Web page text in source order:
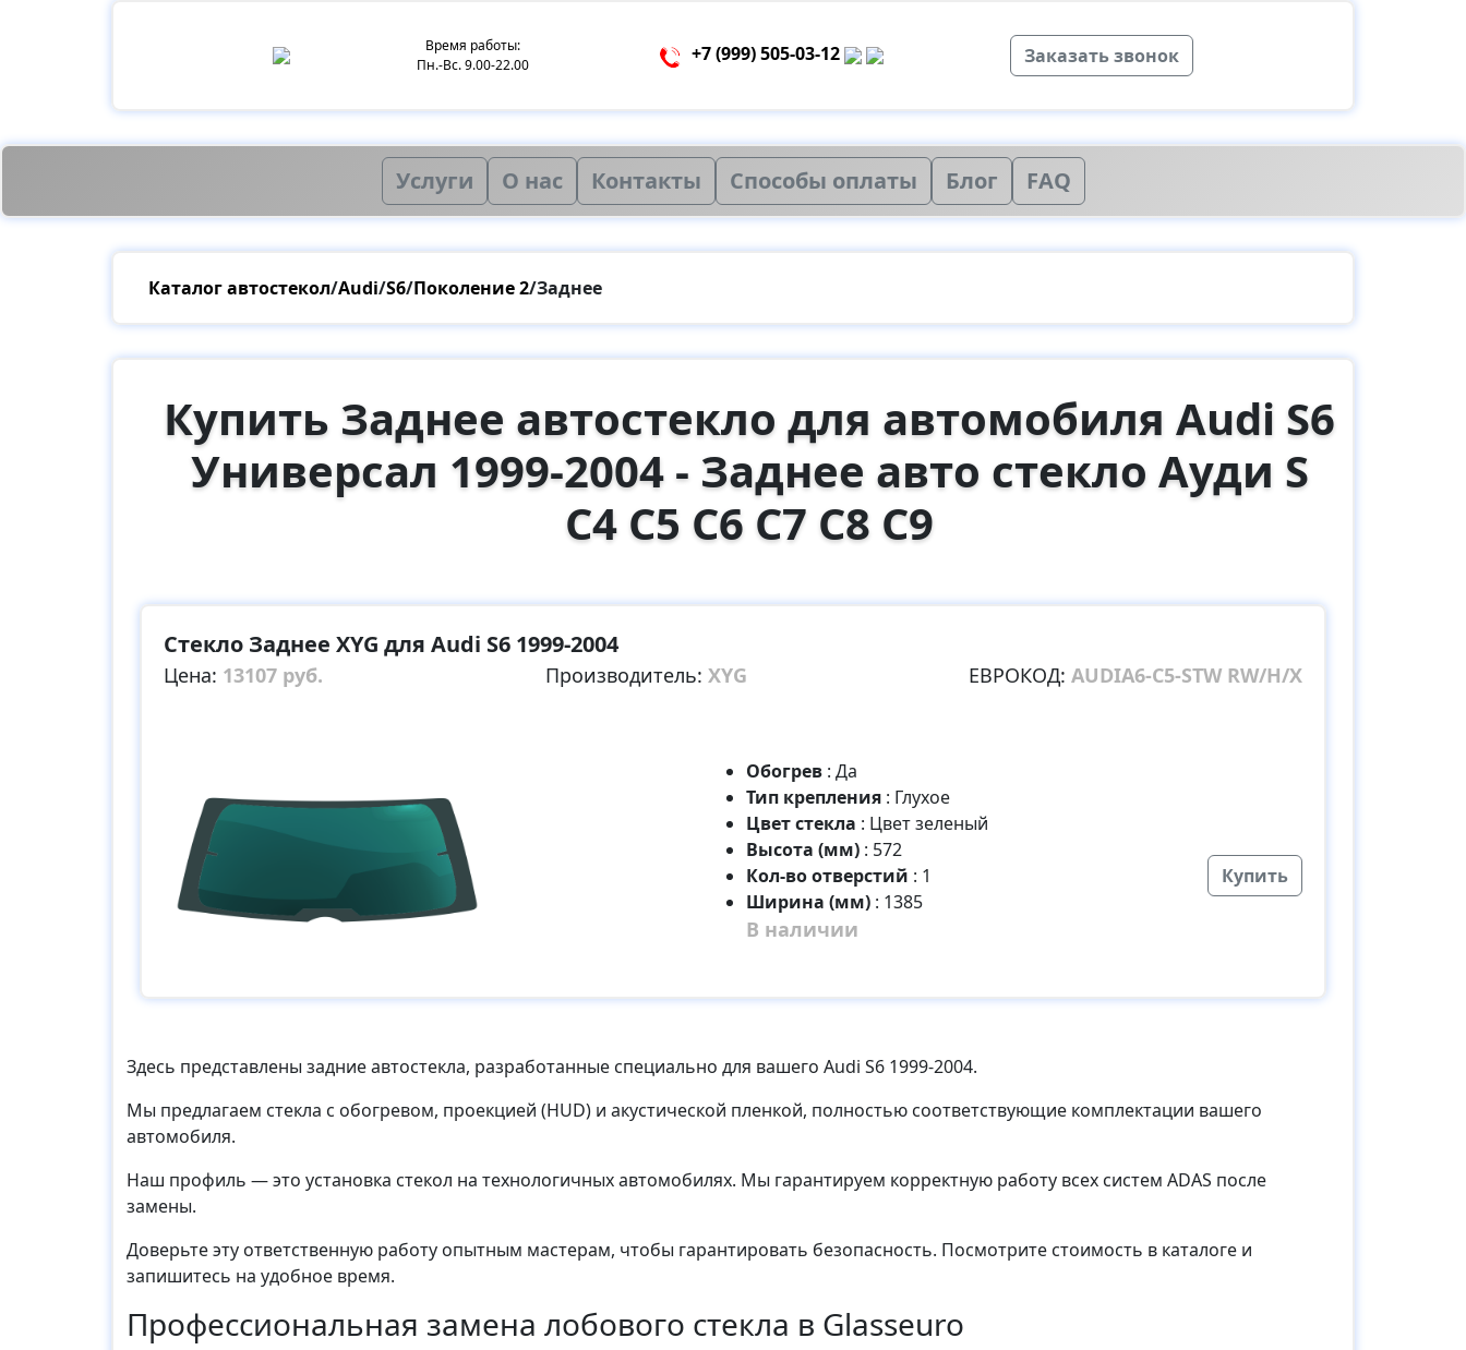
Время работы:
Пн.-Вс. 9.00-22.00
+7 (999) 505-03-12 Заказать звонок
Услуги О нас Контакты Способы оплаты Блог FAQ
Каталог автостекол/Audi/S6/Поколение 2/Заднее
Купить Заднее автостекло для автомобиля Audi S6
Универсал 1999-2004 - Заднее авто стекло Ауди S
C4 C5 C6 C7 C8 C9
Стекло Заднее XYG для Audi S6 1999-2004
Цена: 13107 руб. Производитель: XYG ЕВРОКОД: AUDIA6-C5-STW RW/H/X
Обогрев: Да
Тип крепления: Глухое
Цвет стекла : Цвет зеленый
Высота (мм): 572
Кол-во отверстий : 1
Ширина (мм): 1385
В наличии
Купить
Здесь представлены задние автостекла, разработанные специально для вашего Audi S6 1999-2004.
Мы предлагаем стекла с обогревом, проекцией (HUD) и акустической пленкой, полностью соответствующие комплектации вашего
автомобиля.
Наш профиль — это установка стекол на технологичных автомобилях. Мы гарантируем корректную работу всех систем ADAS после
замены.
Доверьте эту ответственную работу опытным мастерам, чтобы гарантировать безопасность. Посмотрите стоимость в каталоге и
запишитесь на удобное время.
Профессиональная замена лобового стекла в Glasseuro